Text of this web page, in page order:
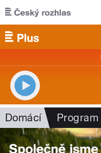
Přejít k hlavnímu obsahu
Domácí Program